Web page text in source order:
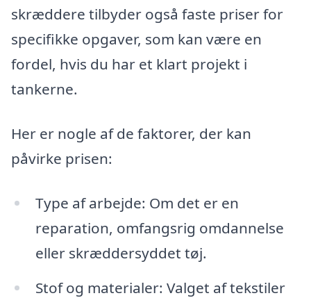
skræddere tilbyder også faste priser for
specifikke opgaver, som kan være en
fordel, hvis du har et klart projekt i
tankerne.
Her er nogle af de faktorer, der kan
påvirke prisen:
Type af arbejde: Om det er en
reparation, omfangsrig omdannelse
eller skræddersyddet tøj.
Stof og materialer: Valget af tekstiler